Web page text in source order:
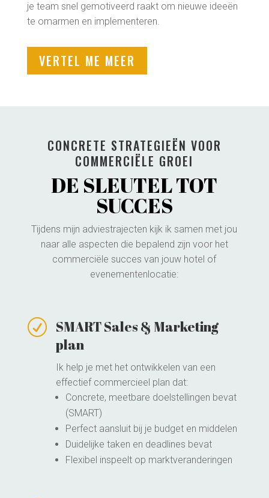
je team snel gemotiveerd raakt om nieuwe ideeën
te omarmen en implementeren.
VERTEL ME MEER
CONCRETE STRATEGIEËN VOOR
COMMERCIËLE GROEI
DE SLEUTEL TOT
SUCCES
Tijdens mijn adviestrajecten kijk ik samen met jou
naar alle aspecten die bepalend zijn voor het
commerciële succes van jouw hotel of
evenementenlocatie:
R SMART Sales & Marketing
plan
Ik help je met het ontwikkelen van een
effectief commercieel plan dat:
Concrete, meetbare doelstellingen bevat
(SMART)
Perfect aansluit bij je budget en middelen
Duidelijke taken en deadlines bevat
Flexibel inspeelt op marktveranderingen